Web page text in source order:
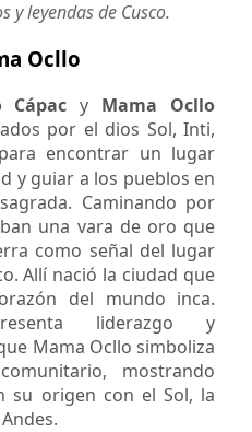
y leyendas de Cusco.
Ocllo
Cápac y Mama Ocllo
por el dios Sol, Inti,
para encontrar un lugar
y guiar a los pueblos en
Caminando por
una vara de oro que
como señal del lugar
Allí nació la ciudad que
del mundo inca.
liderazgo y
Mama Ocllo simboliza
mostrando
su origen con el Sol, la